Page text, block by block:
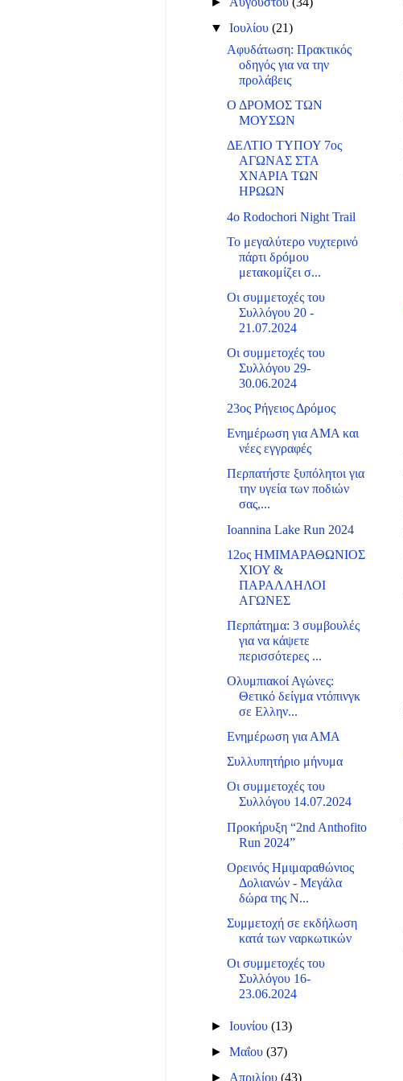
▼Ιουλίου(21)
Αφυδάτωση: Πρακτικός
οδηγός για να την
προλάβεις
Ο ΔΡΟΜΟΣ ΤΩΝ
ΜΟΥΣΩΝ
ΔΕΛΤΙΟ ΤΥΠΟΥ 7ος
ΑΓΩΝΑΣ ΣΤΑ
ΧΝΑΡΙΑ ΤΩΝ
ΗΡΩΩΝ
4o Rodochori Night Trail
Το μεγαλύτερο νυχτερινό
πάρτι δρόμου
μετακομίζει σ...
Οι συμμετοχές του
Συλλόγου 20 -
21.07.2024
Οι συμμετοχές του
Συλλόγου 29-
30.06.2024
23ος Ρήγειος Δρόμος
Ενημέρωση για ΑΜΑ και
νέες εγγραφές
Περπατήστε ξυπόλητοι για
την υγεία των ποδιών
σας,...
Ioannina Lake Run 2024
12ος ΗΜΙΜΑΡΑΘΩΝΙΟΣ
ΧΙΟΥ &
ΠΑΡΑΛΛΗΛΟΙ
ΑΓΩΝΕΣ
Περπάτημα: 3 συμβουλές
για να κάψετε
περισσότερες ...
Ολυμπιακοί Αγώνες:
Θετικό δείγμα ντόπινγκ
σε Ελλην...
Ενημέρωση για ΑΜΑ
Συλλυπητήριο μήνυμα
Οι συμμετοχές του
Συλλόγου 14.07.2024
Προκήρυξη “2nd Anthofito
Run 2024”
Ορεινός Ημιμαραθώνιος
Δολιανών - Μεγάλα
δώρα της N...
Συμμετοχή σε εκδήλωση
κατά των ναρκωτικών
Οι συμμετοχές του
Συλλόγου 16-
23.06.2024
►Ιουνίου(13)
►Μαΐου(37)
►